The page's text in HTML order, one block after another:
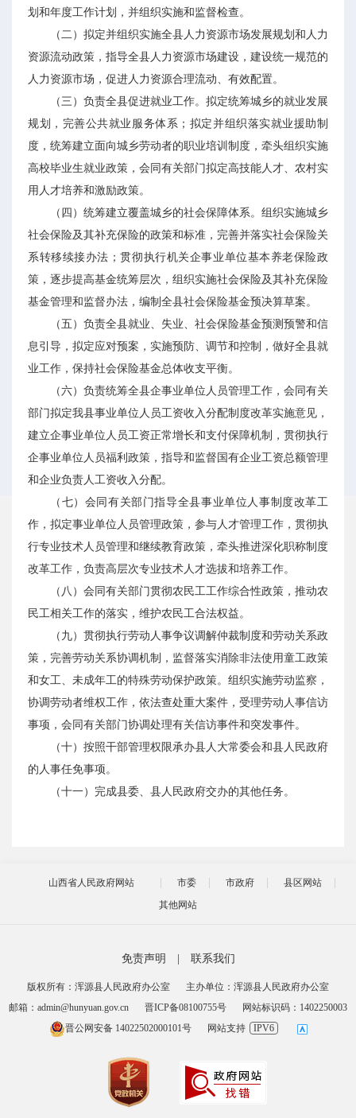
划和年度工作计划，并组织实施和监督检查。
（二）拟定并组织实施全县人力资源市场发展规划和人力
资源流动政策，指导全县人力资源市场建设，建设统一规范的
人力资源市场，促进人力资源合理流动、有效配置。
（三）负责全县促进就业工作。拟定统筹城乡的就业发展
规划，完善公共就业服务体系；拟定并组织落实就业援助制
度，统筹建立面向城乡劳动者的职业培训制度，牵头组织实施
高校毕业生就业政策，会同有关部门拟定高技能人才、农村实
用人才培养和激励政策。
（四）统筹建立覆盖城乡的社会保障体系。组织实施城乡
社会保险及其补充保险的政策和标准，完善并落实社会保险关
系转移续接办法；贯彻执行机关企事业单位基本养老保险政
策，逐步提高基金统筹层次，组织实施社会保险及其补充保险
基金管理和监督办法，编制全县社会保险基金预决算草案。
（五）负责全县就业、失业、社会保险基金预测预警和信
息引导，拟定应对预案，实施预防、调节和控制，做好全县就
业工作，保持社会保险基金总体收支平衡。
（六）负责统筹全县企事业单位人员管理工作，会同有关
部门拟定我县事业单位人员工资收入分配制度改革实施意见，
建立企事业单位人员工资正常增长和支付保障机制，贯彻执行
企事业单位人员福利政策，指导和监督国有企业工资总额管理
和企业负责人工资收入分配。
（七）会同有关部门指导全县事业单位人事制度改革工
作，拟定事业单位人员管理政策，参与人才管理工作，贯彻执
行专业技术人员管理和继续教育政策，牵头推进深化职称制度
改革工作，负责高层次专业技术人才选拔和培养工作。
（八）会同有关部门贯彻农民工工作综合性政策，推动农
民工相关工作的落实，维护农民工合法权益。
（九）贯彻执行劳动人事争议调解仲裁制度和劳动关系政
策，完善劳动关系协调机制，监督落实消除非法使用童工政策
和女工、未成年工的特殊劳动保护政策。组织实施劳动监察，
协调劳动者维权工作，依法查处重大案件，受理劳动人事信访
事项，会同有关部门协调处理有关信访事件和突发事件。
（十）按照干部管理权限承办县人大常委会和县人民政府
的人事任免事项。
（十一）完成县委、县人民政府交办的其他任务。
山西省人民政府网站 市委 市政府
县区网站
其他网站
免责声明 联系我们
版权所有：浑源县人民政府办公室
主办单位：浑源县人民政府办公室
邮箱：admin@hunyuan.gov.cn
晋ICP备08100755号
网站标识码：1402250003
晋公网安备 14022502000101号
网站支持 IPV6